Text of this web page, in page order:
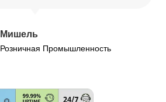
Мишель
Розничная Промышленность